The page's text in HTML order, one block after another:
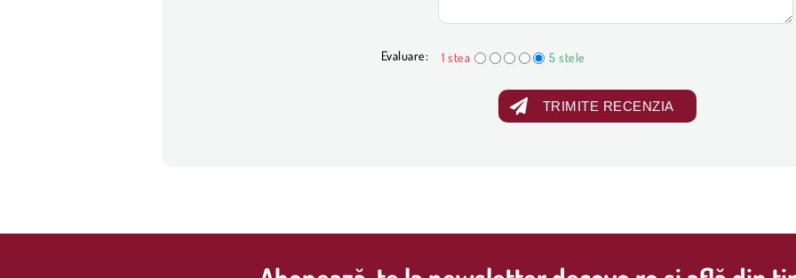
Evaluare: 1 stea 5 stele
TRIMITE RECENZIA